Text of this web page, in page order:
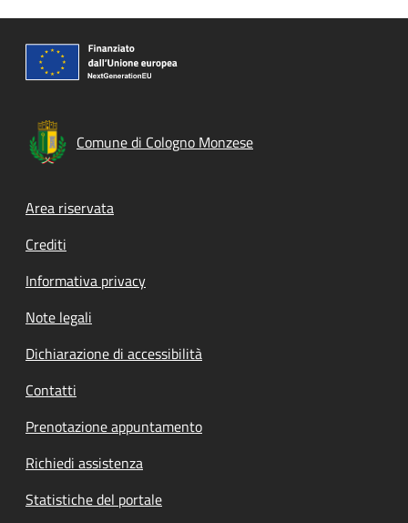
Comune di Cologno Monzese
Footer menu
Area riservata
Crediti
Informativa privacy
Note legali
Dichiarazione di accessibilità
Contatti
Prenotazione appuntamento
Richiedi assistenza
Statistiche del portale